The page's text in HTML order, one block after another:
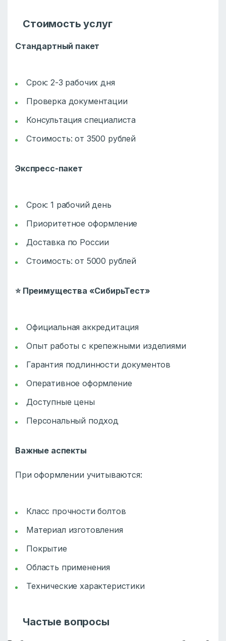
Стоимость услуг
Стандартный пакет
Срок: 2-3 рабочих дня
Проверка документации
Консультация специалиста
Стоимость: от 3500 рублей
Экспресс-пакет
Срок: 1 рабочий день
Приоритетное оформление
Доставка по России
Стоимость: от 5000 рублей
⭐Преимущества «СибирьТест»
Официальная аккредитация
Опыт работы с крепежными изделиями
Гарантия подлинности документов
Оперативное оформление
Доступные цены
Персональный подход
Важные аспекты
При оформлении учитываются:
Класс прочности болтов
Материал изготовления
Покрытие
Область применения
Технические характеристики
Частые вопросы